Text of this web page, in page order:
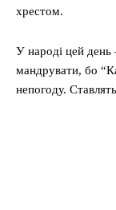
хрестом.
У народі цей день
мандрувати, бо
непогоду.